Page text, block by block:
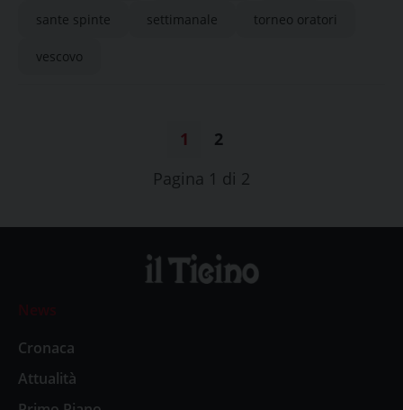
sante spinte settimanale torneo oratori
vescovo
1
2
Pagina 1 di 2
News
Cronaca
Attualità